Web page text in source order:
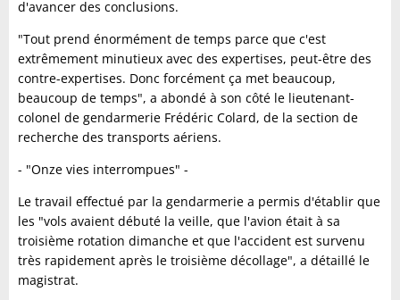
d'avancer des conclusions.
"Tout prend énormément de temps parce que c'est
extrêmement minutieux avec des expertises, peut-être des
contre-expertises. Donc forcément ça met beaucoup,
beaucoup de temps", a abondé à son côté le lieutenant-
colonel de gendarmerie Frédéric Colard, de la section de
recherche des transports aériens.
- "Onze vies interrompues" -
Le travail effectué par la gendarmerie a permis d'établir que
les "vols avaient débuté la veille, que l'avion était à sa
troisième rotation dimanche et que l'accident est survenu
très rapidement après le troisième décollage", a détaillé le
magistrat.